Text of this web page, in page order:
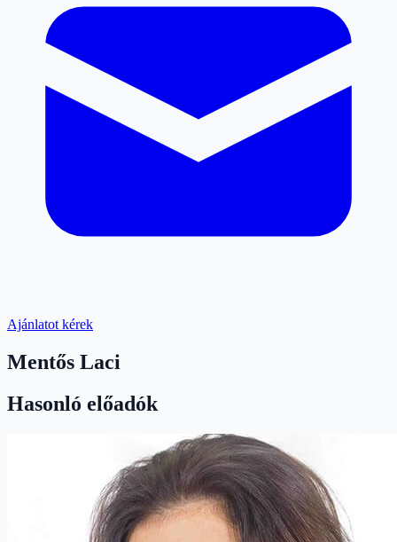
Ajánlatot kérek
Mentős Laci
Hasonló előadók